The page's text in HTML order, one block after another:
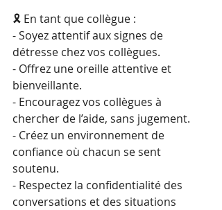
🎗️ En tant que collègue :
- Soyez attentif aux signes de
détresse chez vos collègues.
- Offrez une oreille attentive et
bienveillante.
- Encouragez vos collègues à
chercher de l’aide, sans jugement.
- Créez un environnement de
confiance où chacun se sent
soutenu.
- Respectez la confidentialité des
conversations et des situations